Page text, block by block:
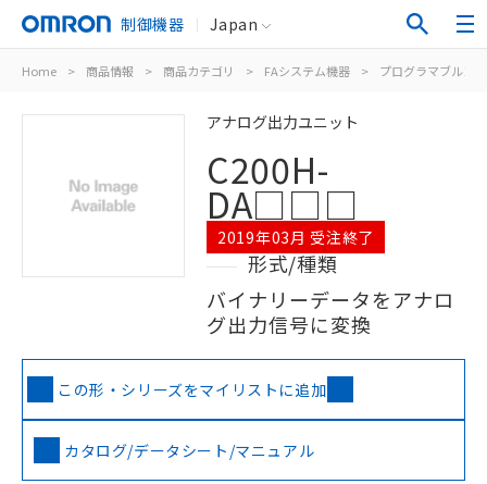
制御機器 Japan
Home > 商品情報 > 商品カテゴリ > FAシステム機器 > プログラマブルコ
アナログ出力ユニット
C200H-
DA□□□
2019年03月 受注終了
形式/種類
バイナリーデータをアナロ
グ出力信号に変換
この形・シリーズをマイリストに追加
カタログ/データシート/マニュアル